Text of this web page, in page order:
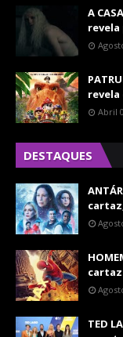
A
Abril
DESTAQUES
cartaz
TED